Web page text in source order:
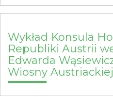
Wykład Konsula
Republiki Austrii
Edwarda
Wiosny Austriackiej